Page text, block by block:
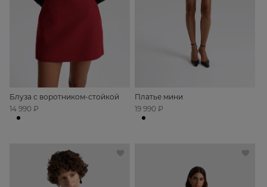
Блуза с воротником-стойкой
14 990 ₽
Платье мини
19 990 ₽